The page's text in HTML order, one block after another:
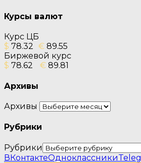
Курсы валют
Курс ЦБ
$ 78.32 € 89.55
Биржевой курс
$ 78.62 € 89.81
Архивы
Архивы
Рубрики
Рубрики
ВКонтактеОдноклассники